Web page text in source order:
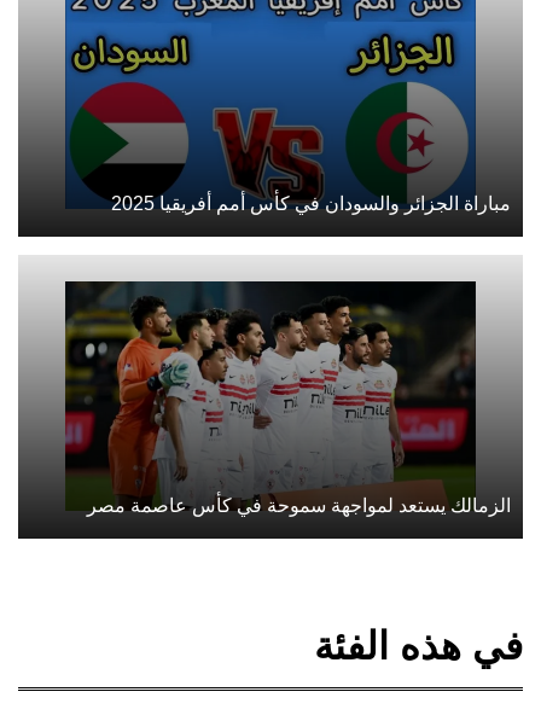
مباراة الجزائر والسودان في كأس أمم أفريقيا 2025
الزمالك يستعد لمواجهة سموحة في كأس عاصمة مصر
في هذه الفئة